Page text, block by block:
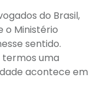
do Brasil,
o Ministério
sentido.
termos uma
acontece em